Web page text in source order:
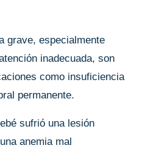
grave, especialmente
inadecuada, son
como insuficiencia
permanente.
sufrió una lesión
anemia mal